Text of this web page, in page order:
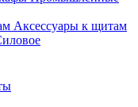
Аксессуары к щитам